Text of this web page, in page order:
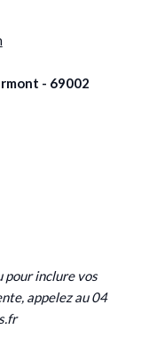
- 69002
pour inclure vos
appelez au 04